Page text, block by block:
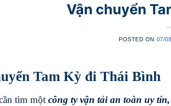
Vận chuyển
POSTED ON 07/
Tam Kỳ đi Thái Bình
tìm một công ty vận tải an toàn uy